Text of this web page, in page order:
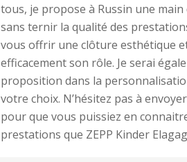
tous, je propose à Russin une
sans ternir la qualité des
vous offrir une clôture esthétique
efficacement son rôle. Je serai
proposition dans la
votre choix. N’hésitez pas à
pour que vous puissiez en
prestations que ZEPP Kinder